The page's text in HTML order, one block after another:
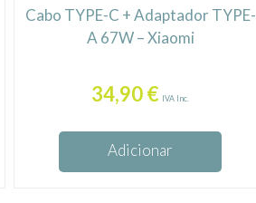
Cabo TYPE-C + Adaptador TYPE-
A 67W – Xiaomi
34,90€ IVA Inc.
Adicionar